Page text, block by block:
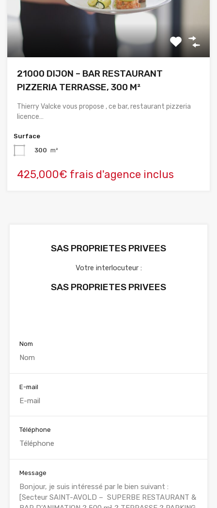
21000 DIJON – BAR RESTAURANT
PIZZERIA TERRASSE, 300 M²
Thierry Valcke vous propose , ce bar, restaurant pizzeria
licence…
Surface
300 m²
425,000€ frais d'agence inclus
SAS PROPRIETES PRIVEES
Votre interlocuteur :
SAS PROPRIETES PRIVEES
Nom
E-mail
Téléphone
Message